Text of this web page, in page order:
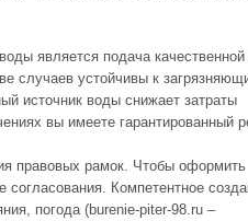
является подача качественной
случаев устойчивы к
источник воды снижает затраты
вы имеете гарантированный
правовых рамок. Чтобы оформить
Компетентное
погода (burenie-piter-98.ru –